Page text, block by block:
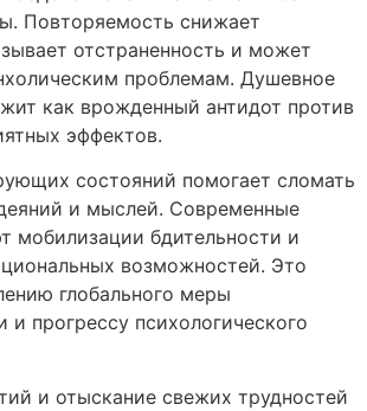
Повторяемость снижает
отстраненность и может
проблемам. Душевное
как врожденный антидот против
эффектов.
состояний помогает сломать
и мыслей. Современные
мобилизации бдительности и
возможностей. Это
глобального меры
и прогрессу психологического
и отыскание свежих трудностей